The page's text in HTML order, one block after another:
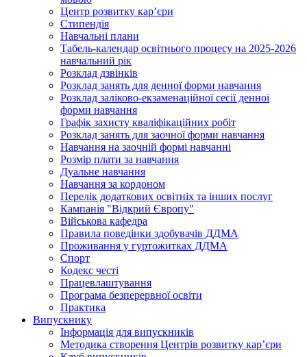
Центр розвитку кар’єри
Стипендія
Навчальні плани
Табель-календар освітнього процесу на 2025-2026
навчальний рік
Розклад дзвінків
Розклад занять для денної форми навчання
Розклад заліково-екзаменаційної сесії денної
форми навчання
Графік захисту кваліфікаційних робіт
Розклад занять для заочної форми навчання
Навчання на заочній формі навчанні
Розмір плати за навчання
Дуальне навчання
Навчання за кордоном
Перелік додаткових освітніх та інших послуг
Кампанія "Відкрий Європу"
Військова кафедра
Правила поведінки здобувачів ДДМА
Проживання у гуртожитках ДДМА
Спорт
Кодекс честі
Працевлаштування
Програма безперервної освіти
Практика
Випускнику
Інформація для випускників
Методика створення Центрів розвитку кар’єри